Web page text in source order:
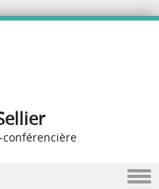
conférencière